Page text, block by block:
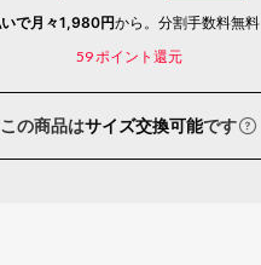
で月々1,980円から。分割手数料無料
59 ポイント還元
この商品はサイズ交換可能です